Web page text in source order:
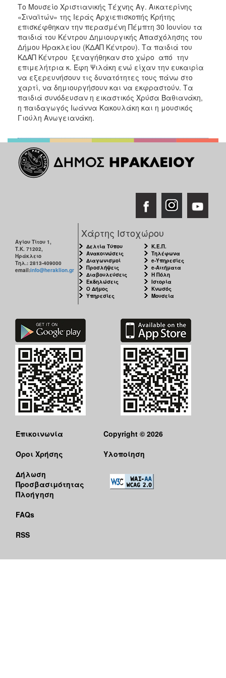
ΑΝΘΕΚΤΙΚΗ
Το Μουσείο Χριστιανικής Τέχνης Αγ. Αικατερίνης
«Σιναϊτών» της Ιεράς Αρχιεπισκοπής Κρήτης
επισκέφθηκαν την περασμένη Πέμπτη 30 Ιουνίου τα
παιδιά του Κέντρου Δημιουργικής Απασχόλησης του
Δήμου Ηρακλείου (ΚΔΑΠ Κέντρου). Τα παιδιά του
ΚΔΑΠ Κέντρου ξεναγήθηκαν στο χώρο από την
επιμελήτρια κ. Έφη Ψιλάκη ενώ είχαν την ευκαιρία
να εξερευνήσουν τις δυνατότητες τους πάνω στο
χαρτί, να δημιουργήσουν και να εκφραστούν. Τα
παιδιά συνόδευσαν η εικαστικός Χρύσα Βαθιανάκη,
η παιδαγωγός Ιωάννα Κακουλάκη και η μουσικός
Γιούλη Ανωγειανάκη.
Αγίου Τίτου 1,
Τ.Κ. 71202,
Ηράκλειο
Τηλ.: 2813-409000
email:info@heraklion.gr
Χάρτης Ιστοχώρου
Δελτία Τύπου
Ανακοινώσεις
Διαγωνισμοί
Προσλήψεις
Διαβουλεύσεις
Εκδηλώσεις
Ο Δήμος
Υπηρεσίες
Κ.Ε.Π.
Τηλέφωνα
e-Υπηρεσίες
e-Αιτήματα
Η Πόλη
Ιστορία
Κνωσός
Μουσεία
Επικοινωνία
Όροι Χρήσης
Δήλωση
Προσβασιμότητας
Πλοήγηση
FAQs
RSS
Copyright © 2026
Υλοποίηση